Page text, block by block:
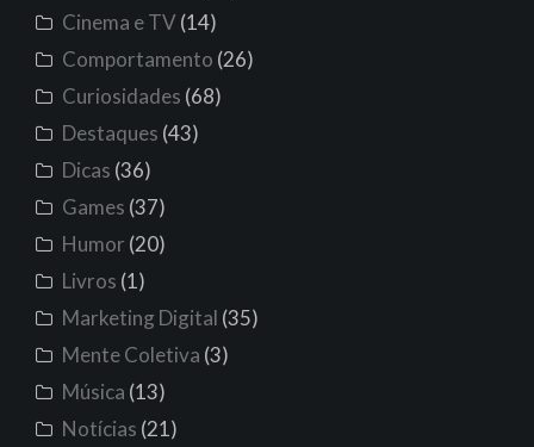
Cinema e TV(14)
Comportamento (26)
Curiosidades (68)
Destaques (43)
Dicas (36)
Games (37)
Humor (20)
Livros (1)
Marketing Digital (35)
Mente Coletiva (3)
Música (13)
Notícias (21)